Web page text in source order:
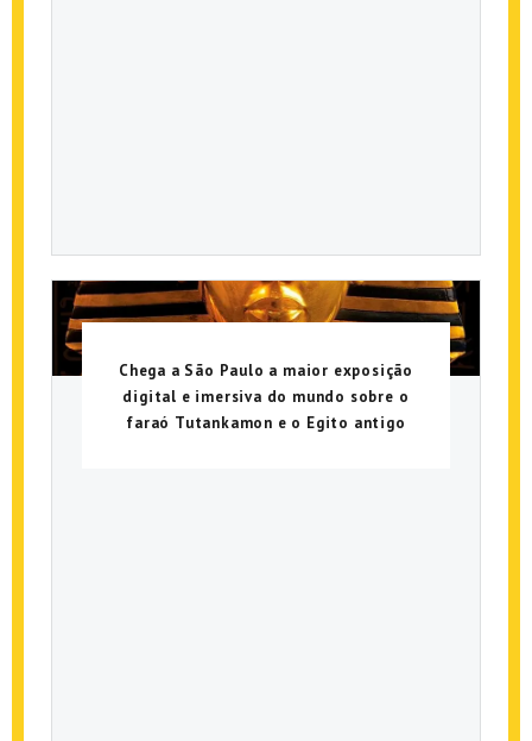
Chega a São Paulo a maior exposição
digital e imersiva do mundo sobre o
faraó Tutankamon e o Egito antigo